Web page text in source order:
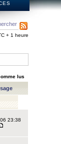
+ 1 heure
lus
23:38